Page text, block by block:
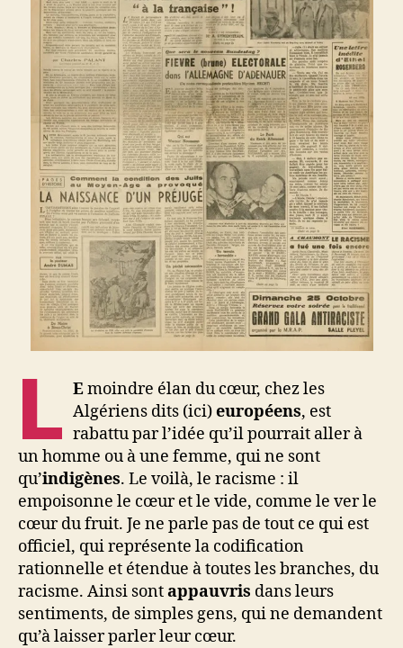
L Emoindre élan du cœur, chez les
Algériens dits (ici)européens, est
rabattu par l’idée qu’il pourrait aller à
un homme ou à une femme, qui ne sont
qu’indigènes. Le voilà, le racisme : il
empoisonne le cœur et le vide, comme le ver le
cœur du fruit. Je ne parle pas de tout ce qui est
officiel, qui représente la codification
rationnelle et étendue à toutes les branches, du
racisme. Ainsi sontappauvris dans leurs
sentiments, de simples gens, qui ne demandent
qu’à laisser parler leur cœur.